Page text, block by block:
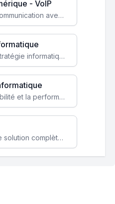
- VoIP
Simplifiez votre communication avec une solution VoIP flexible, économique et adaptée à vos besoins professionnels.
Optimisez votre stratégie informatique avec l'expertise de nos consultants pour améliorer votre efficacité et sécurité.
Garantissez la stabilité et la performance de votre entreprise avec une infrastructure IT sécurisée et évolutive.
Microsoft 365 une solution complète qui booste votre productivité, renforce la sécurité de vos données et facilite la collaboration.